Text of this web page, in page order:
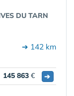
DU TARN
➔ 142 km
145 863 € ➔